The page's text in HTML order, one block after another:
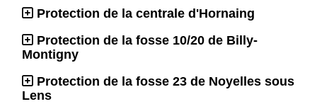
Protection de la centrale d'Hornaing
Protection de la fosse 10/20 de Billy-
Montigny
Protection de la fosse 23 de Noyelles sous
Lens